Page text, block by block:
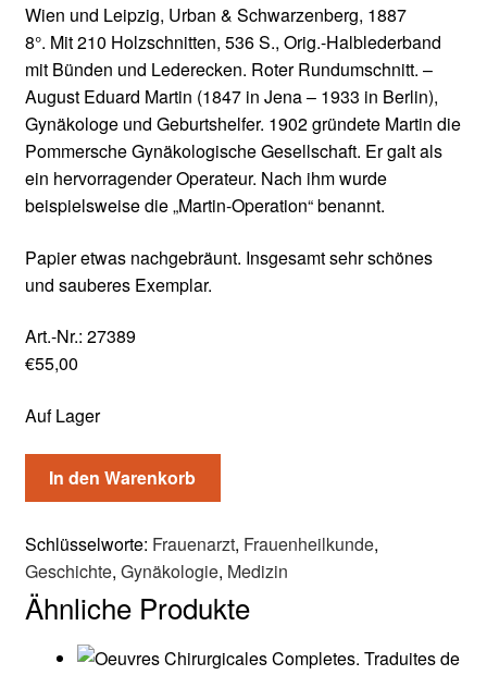
Wien und Leipzig, Urban & Schwarzenberg, 1887
8°. Mit 210 Holzschnitten, 536 S., Orig.-Halblederband
mit Bünden und Lederecken. Roter Rundumschnitt. –
August Eduard Martin (1847 in Jena – 1933 in Berlin),
Gynäkologe und Geburtshelfer. 1902 gründete Martin die
Pommersche Gynäkologische Gesellschaft. Er galt als
ein hervorragender Operateur. Nach ihm wurde
beispielsweise die „Martin-Operation“ benannt.
Papier etwas nachgebräunt. Insgesamt sehr schönes
und sauberes Exemplar.
Art.-Nr.: 27389
€55,00
Auf Lager
In den Warenkorb
Schlüsselworte: Frauenarzt, Frauenheilkunde,
Geschichte, Gynäkologie, Medizin
Ähnliche Produkte